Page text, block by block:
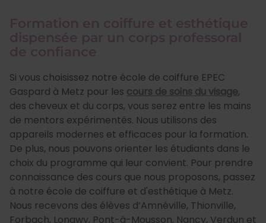
Si vous choisissez notre école de coiffure EPEC
Gaspard à Metz pour les cours de soins du visage,
des cheveux et du corps, vous serez entre les mains
de mentors expérimentés. Nous utilisons des
appareils modernes et efficaces pour la formation.
De plus, nous pouvons orienter les étudiants dans le
choix du programme qui leur convient. Pour prendre
connaissance des cours que nous proposons, passez
à notre école de coiffure et d'esthétique à Metz.
Nous recevons des élèves d’Amnéville, Thionville,
Forbach, Longwy, Pont-à-Mousson, Nancy, Verdun et